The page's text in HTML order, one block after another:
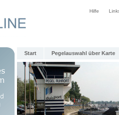
Hilfe
Start Pegelauswahl über Karte